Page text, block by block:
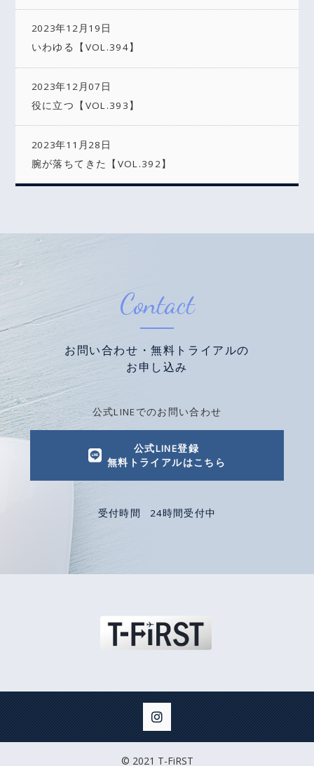
2023年12月19日
いわゆる【VOL.394】
2023年12月07日
役に立つ【VOL.393】
2023年11月28日
腕が落ちてきた【VOL.392】
Contact
お問い合わせ・無料トライアルの
お申し込み
公式LINEでのお問い合わせ
公式LINE登録
無料トライアルはこちら
受付時間 24時間受付中
© 2021 T-FiRST